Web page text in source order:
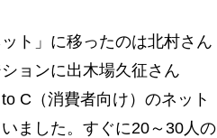
ト」に移ったのは北村さん
ョンに出木場久征さん
C（消費者向け）のネット
ました。すぐに20～30人の